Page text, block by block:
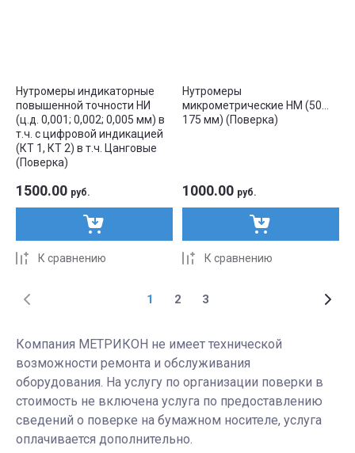
Нутромеры индикаторные
повышенной точности НИ
(ц.д. 0,001; 0,002; 0,005 мм) в
т.ч. с цифровой индикацией
(КТ 1, КТ 2) в т.ч. Цанговые
(Поверка)
1500.00 руб.
К сравнению
Нутромеры
микрометрические НМ (50…
175 мм) (Поверка)
1000.00 руб.
К сравнению
1 2 3
Компания МЕТРИКОН не имеет технической
возможности ремонта и обслуживания
оборудования. На услугу по организации поверки в
стоимость не включена услуга по предоставлению
сведений о поверке на бумажном носителе, услуга
оплачивается дополнительно.